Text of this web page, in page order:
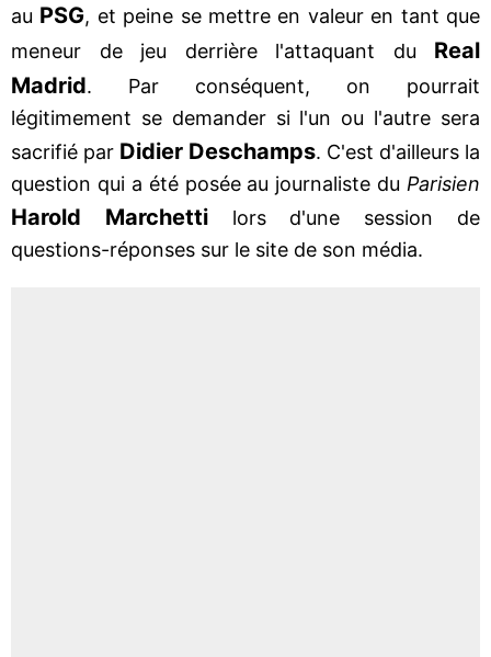
au PSG, et peine se mettre en valeur en tant que
meneur de jeu derrière l'attaquant du Real
Madrid. Par conséquent, on pourrait
légitimement se demander si l'un ou l'autre sera
sacrifié par Didier Deschamps. C'est d'ailleurs la
question qui a été posée au journaliste du Parisien
Harold Marchettilors d'une session de
questions-réponses sur le site de son média.